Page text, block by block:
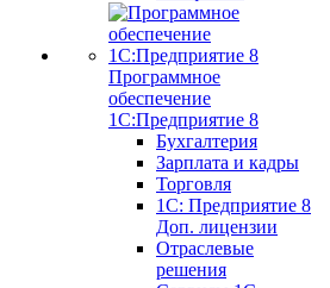
Программное
обеспечение
1С:Предприятие 8
Бухгалтерия
Зарплата и кадры
Торговля
1C: Предприятие 8
Доп. лицензии
Отраслевые
решения